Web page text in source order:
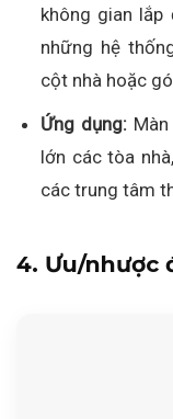
không gian
những hệ
cột nhà hoặc
Ứng dụng:
lớn các tòa
các trung tâm
4. Ưu/nhược